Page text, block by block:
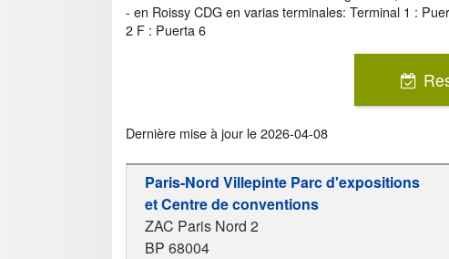
- en Roissy CDG en varias terminales: Terminal 1 :
2 F : Puerta 6
Dernière mise à jour le2026-04-08
Paris-Nord Villepinte Parc d'expositions
et Centre de conventions
ZAC Paris Nord 2
BP 68004